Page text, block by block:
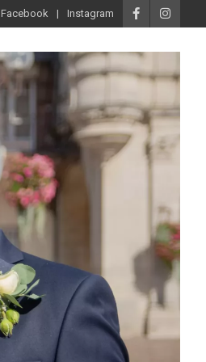
Facebook Instagram